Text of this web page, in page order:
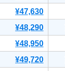
¥47,630
¥48,290
¥48,950
¥49,720